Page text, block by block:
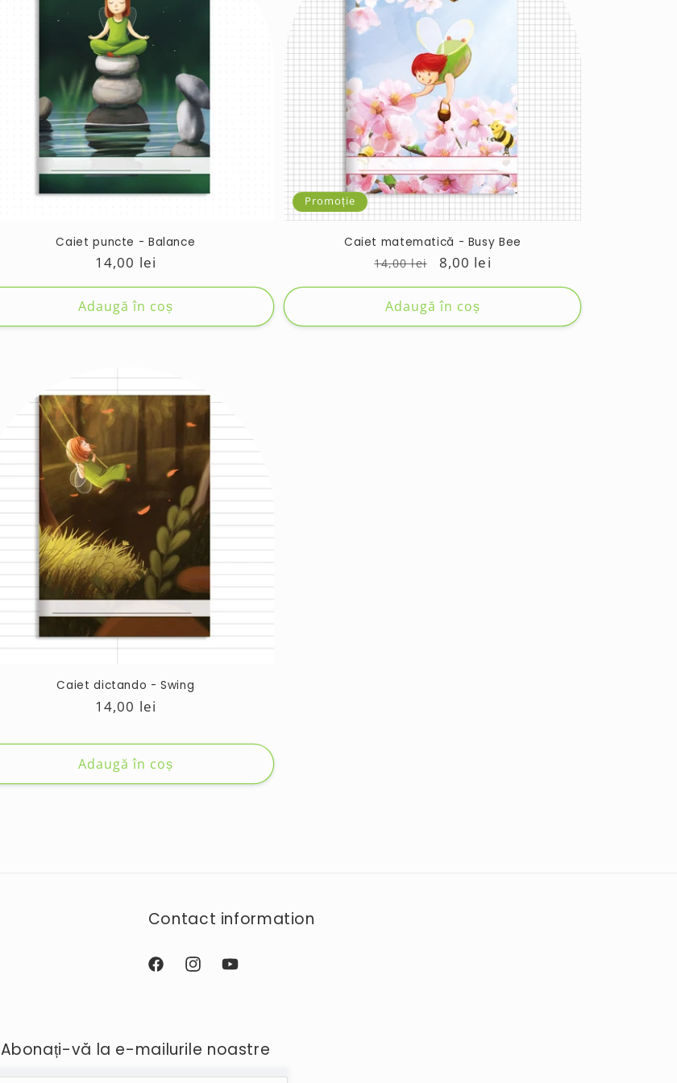
Caiet puncte - Balance
Preț
obișnuit
14,00 lei
Adaugă în coș
Promoție
Caiet matematică - Busy Bee
Preț
obișnuit
14,00 lei
Preț
de
vânzare
8,00 lei
Adaugă în coș
Caiet dictando - Swing
Preț
14,00 lei
Adaugă în coș
Contact information
FacebookInstagramYouTube
Abonați-vă la e-mailurile noastre